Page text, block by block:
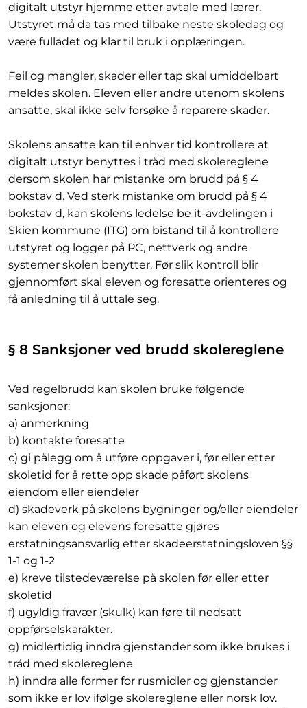
digitalt utstyr hjemme etter avtale med lærer.
Utstyret må da tas med tilbake neste skoledag og
være fulladet og klar til bruk i opplæringen.
Feil og mangler, skader eller tap skal umiddelbart
meldes skolen. Eleven eller andre utenom skolens
ansatte, skal ikke selv forsøke å reparere skader.
Skolens ansatte kan til enhver tid kontrollere at
digitalt utstyr benyttes i tråd med skolereglene
dersom skolen har mistanke om brudd på § 4
bokstav d. Ved sterk mistanke om brudd på § 4
bokstav d, kan skolens ledelse be it-avdelingen i
Skien kommune (ITG) om bistand til å kontrollere
utstyret og logger på PC, nettverk og andre
systemer skolen benytter. Før slik kontroll blir
gjennomført skal eleven og foresatte orienteres og
få anledning til å uttale seg.
§ 8 Sanksjoner ved brudd skolereglene
Ved regelbrudd kan skolen bruke følgende
sanksjoner:
a) anmerkning
b) kontakte foresatte
c) gi pålegg om å utføre oppgaver i, før eller etter
skoletid for å rette opp skade påført skolens
eiendom eller eiendeler
d) skadeverk på skolens bygninger og/eller eiendeler
kan eleven og elevens foresatte gjøres
erstatningsansvarlig etter skadeerstatningsloven §§
1-1 og 1-2
e) kreve tilstedeværelse på skolen før eller etter
skoletid
f) ugyldig fravær (skulk) kan føre til nedsatt
oppførselskarakter.
g) midlertidig inndra gjenstander som ikke brukes i
tråd med skolereglene
h) inndra alle former for rusmidler og gjenstander
som ikke er lov ifølge skolereglene eller norsk lov.